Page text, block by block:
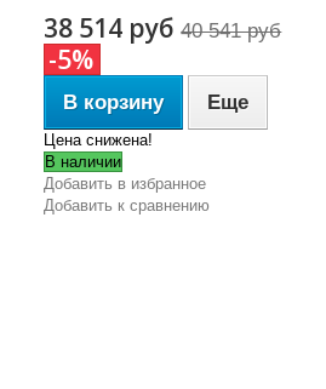
38 514 руб40 541 руб
-5%
В корзину Еще
Цена снижена!
В наличии
Добавить в избранное
Добавить к сравнению